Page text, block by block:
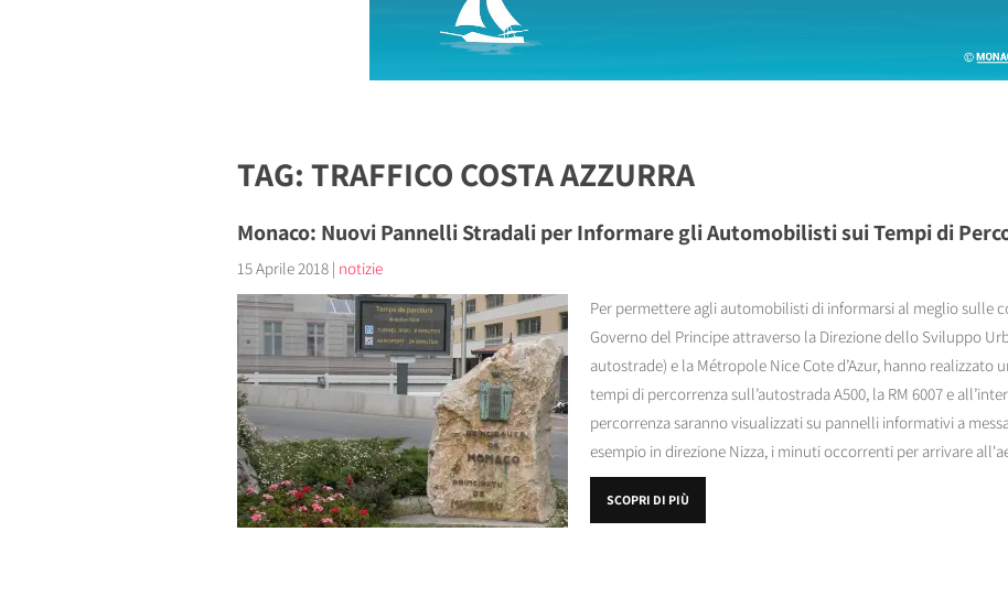
TAG: TRAFFICO COSTA AZZURRA
Monaco: Nuovi Pannelli Stradali per Informare gli Automobilisti sui Tempi di
15 Aprile 2018 | notizie
Per permettere agli automobilisti di informarsi al meglio sulle
Governo del Principe attraverso la Direzione dello Sviluppo
autostrade) e la Métropole Nice Cote d’Azur, hanno realizzato
tempi di percorrenza sull’autostrada A500, la RM 6007 e
percorrenza saranno visualizzati su pannelli informativi a
esempio in direzione Nizza, i minuti occorrenti per arrivare
SCOPRI DI PIÙ